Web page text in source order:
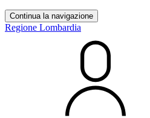
Continua la navigazione
Regione Lombardia